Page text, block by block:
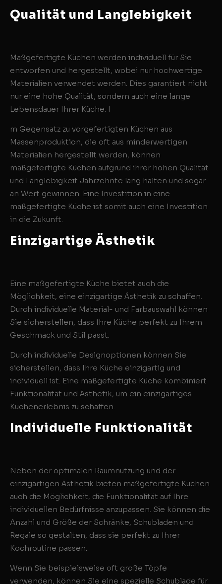
Qualität und Langlebigkeit
Maßgefertigte Küchen werden individuell für Sie
entworfen und hergestellt, wobei nur hochwertige
Materialien verwendet werden. Dies garantiert nicht
nur eine hohe Qualität, sondern auch eine lange
Lebensdauer Ihrer Küche. I
m Gegensatz zu vorgefertigten Küchen aus
Massenproduktion, die oft aus minderwertigen
Materialien hergestellt werden, können
maßgefertigte Küchen aufgrund ihrer hohen Qualität
und Langlebigkeit Jahrzehnte lang halten und sogar
an Wert gewinnen. Eine Investition in eine
maßgefertigte Küche ist somit auch eine Investition
in die Zukunft.
Einzigartige Ästhetik
Eine maßgefertigte Küche bietet auch die
Möglichkeit, eine einzigartige Ästhetik zu schaffen.
Durch individuelle Material- und Farbauswahl können
Sie sicherstellen, dass Ihre Küche perfekt zu Ihrem
Geschmack und Stil passt.
Durch individuelle Designoptionen können Sie
sicherstellen, dass Ihre Küche einzigartig und
individuell ist. Eine maßgefertigte Küche kombiniert
Funktionalität und Ästhetik, um ein einzigartiges
Küchenerlebnis zu schaffen.
Individuelle Funktionalität
Neben der optimalen Raumnutzung und der
einzigartigen Ästhetik bieten maßgefertigte Küchen
auch die Möglichkeit, die Funktionalität auf Ihre
individuellen Bedürfnisse anzupassen. Sie können die
Anzahl und Größe der Schränke, Schubladen und
Regale so gestalten, dass sie perfekt zu Ihrer
Kochroutine passen.
Wenn Sie beispielsweise oft große Töpfe
verwenden, können Sie eine spezielle Schublade für